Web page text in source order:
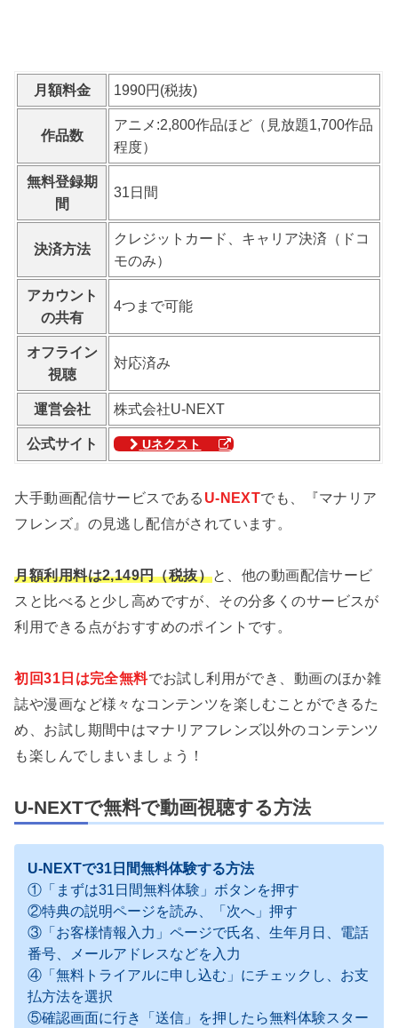
月額料金 1990円(税抜)
作品数
アニメ:2,800作品ほど（見放題1,700作品
程度）
無料登録期
間
31日間
決済方法
クレジットカード、キャリア決済（ドコ
モのみ）
アカウント
の共有
4つまで可能
オフライン
視聴
対応済み
運営会社 株式会社U-NEXT
公式サイト Uネクスト
大手動画配信サービスである U-NEXTでも、『マナリア
フレンズ』の見逃し配信がされています。
月額利用料は2,149円（税抜）と、他の動画配信サービ
スと比べると少し高めですが、その分多くのサービスが
利用できる点がおすすめのポイントです。
初回31日は完全無料でお試し利用ができ、動画のほか雑
誌や漫画など様々なコンテンツを楽しむことができるた
め、お試し期間中はマナリアフレンズ以外のコンテンツ
も楽しんでしまいましょう！
U-NEXTで無料で動画視聴する方法
U-NEXTで31日間無料体験する方法
①「まずは31日間無料体験」ボタンを押す
②特典の説明ページを読み、「次へ」押す
③「お客様情報入力」ページで氏名、生年月日、電話
番号、メールアドレスなどを入力
④「無料トライアルに申し込む」にチェックし、お支
払方法を選択
⑤確認画面に行き「送信」を押したら無料体験スター